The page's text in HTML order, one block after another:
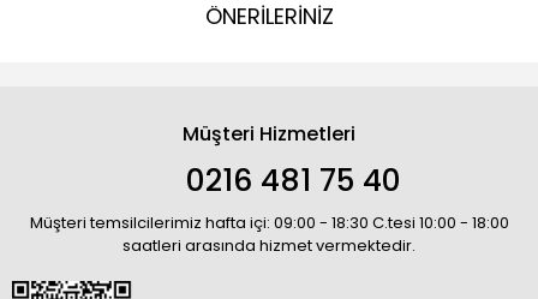
ÖNERİLERİNİZ
Müşteri Hizmetleri
0216 481 75 40
Müşteri temsilcilerimiz hafta içi: 09:00 - 18:30 C.tesi 10:00 - 18:00
saatleri arasında hizmet vermektedir.